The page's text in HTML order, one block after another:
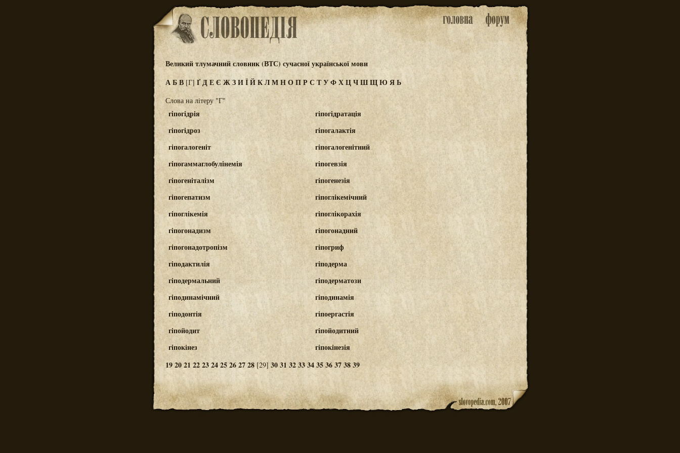
Великий тлумачний словник (ВТС) сучасної української мови
АБВ [Г] ҐДЕЄ ЖЗИЇЙКЛМНОПРС ТУФХЦЧШЩЮ ЯЬ
Слова на літеру "Г"
гіпогідрія
гіпогідратація
гіпогідроз
гіпогалактія
гіпогалогеніт
гіпогалогенітний
гіпогаммаглобулінемія
гіпогевзія
гіпогеніталізм
гіпогенезія
гіпогепатизм
гіпоглікемічний
гіпоглікемія
гіпоглікорахія
гіпогонадизм
гіпогонадний
гіпогонадотропізм
гіпогриф
гіподактилія
гіподерма
гіподермальний
гіподерматози
гіподинамічний
гіподинамія
гіподонтія
гіпоергастія
гіпойодит
гіпойодитний
гіпокінез
гіпокінезія
192021 22232425262728 [29] 3031 3233343536373839